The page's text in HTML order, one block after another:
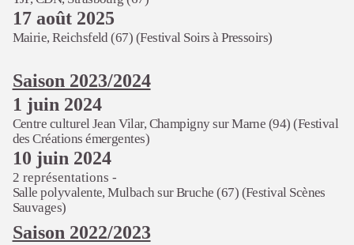
17 août 2025
Mairie, Reichsfeld (67) (Festival Soirs à Pressoirs)
Saison 2023/2024
1 juin 2024
Centre culturel Jean Vilar, Champigny sur Marne (94) (Festival
des Créations émergentes)
10 juin 2024
2 représentations -
Salle polyvalente, Mulbach sur Bruche (67) (Festival Scènes
Sauvages)
Saison 2022/2023